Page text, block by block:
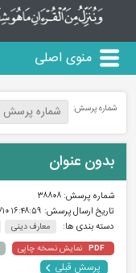
منوی اصلی
شماره پرسش:
بدون عنوان
شماره پرسش:۳۸۸۰۸
تاریخ ارسال پرسش: ۱۶:۴۸:۵۹ ۱۴۰۳/۸/۱۰
دسته بندی ها:
معارف دینی
PDF نمایش نسخه چاپی
پرسش قبلی